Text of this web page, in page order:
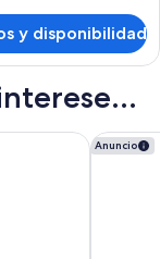
y disponibilidad
Anuncio
Bahia